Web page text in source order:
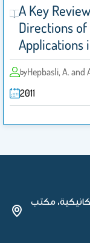
A Key
Directions of
Applications
byHepbasli, A. and
2011
الميكانيكية، مكتب